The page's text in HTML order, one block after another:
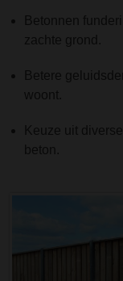
Betonnen
zachte grond.
Betere
woont.
Keuze uit
beton.